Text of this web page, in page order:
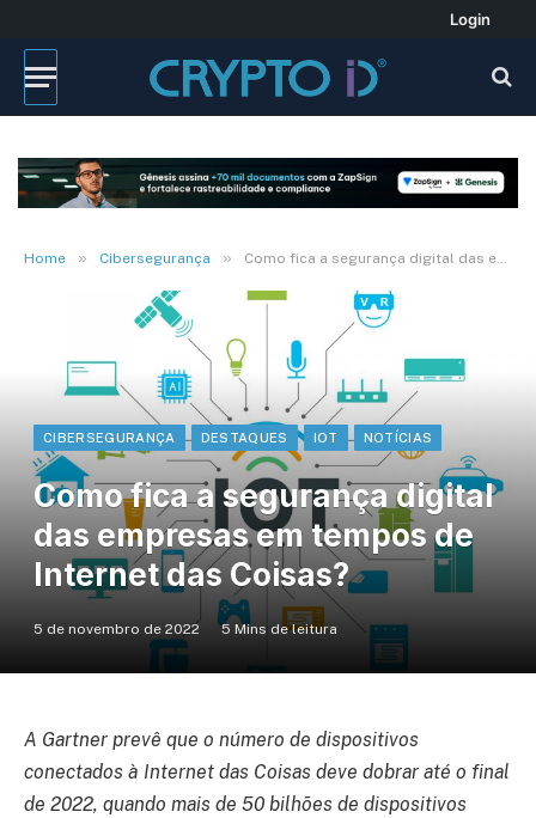
Login
Home » Cibersegurança » Como fica a segurança digital das empresas em tempos de Internet das Coisas?
CIBERSEGURANÇA DESTAQUES IOT NOTÍCIAS
Como fica a segurança digital
das empresas em tempos de
Internet das Coisas?
5 de novembro de 2022 5 Mins de leitura
A Gartner prevê que o número de dispositivos
conectados à Internet das Coisas deve dobrar até o final
de 2022, quando mais de 50 bilhões de dispositivos